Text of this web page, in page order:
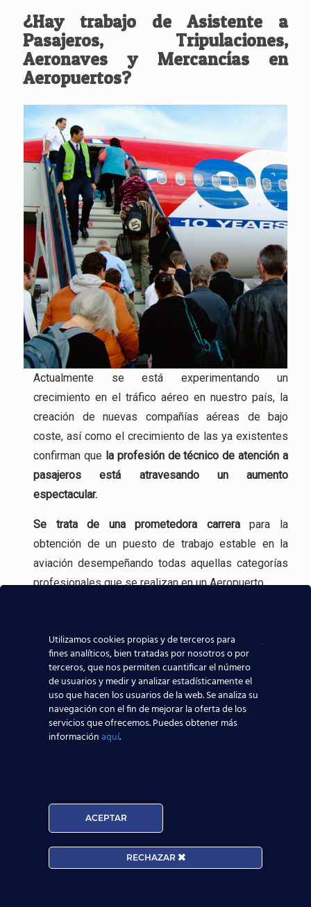
¿Hay trabajo de Asistente a
Pasajeros, Tripulaciones,
Aeronaves y Mercancías en
Aeropuertos?
Actualmente se está experimentando un
crecimiento en el tráfico aéreo en nuestro país, la
creación de nuevas compañías aéreas de bajo
coste, así como el crecimiento de las ya existentes
confirman que la profesión de técnico de atención a
pasajeros está atravesando un aumento
espectacular.
Se trata de unaprometedora carrerapara la
obtención de un puesto de trabajo estable en la
aviación desempeñando todas aquellas categorías
profesionales que se realizan en un Aeropuerto.
compañías aeronáuticas, lo que sin duda ayudará a
que todos los alumnos de nuestros centros
aeronáuticos destaquen y consigan mejores y
mayores posibilidades reales de trabajar en el
sector aeronáutico.
Utilizamos cookies propias y de terceros para
fines analíticos, bien tratadas por nosotros o por
terceros, que nos permiten cuantificar el número
de usuarios y medir y analizar estadísticamente el
uso que hacen los usuarios de la web. Se analiza su
navegación con el fin de mejorar la oferta de los
servicios que ofrecemos. Puedes obtener más
informaciónaquí.
ACEPTAR
RECHAZAR